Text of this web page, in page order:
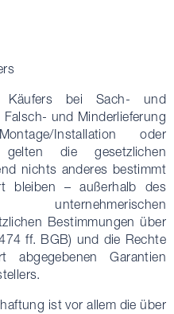
bei Sach- und
und Minderlieferung
Installation oder
gelten die gesetzlichen
nichts anderes bestimmt
bleiben – außerhalb des
unternehmerischen
Bestimmungen über
ff. BGB) und die Rechte
abgegebenen Garantien
ist vor allem die über